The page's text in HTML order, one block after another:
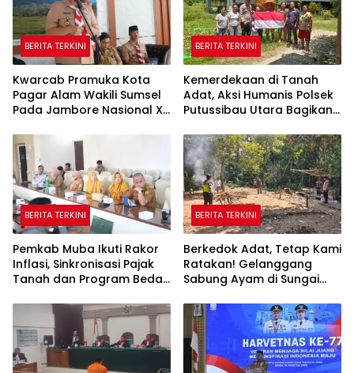
BERITA TERKINI
Kwarcab Pramuka Kota
Pagar Alam Wakili Sumsel
Pada Jambore Nasional XII
BERITA TERKINI
Kemerdekaan di Tanah
Adat, Aksi Humanis Polsek
Putussibau Utara Bagikan
Rumah Betang
BERITA TERKINI
Pemkab Muba Ikuti Rakor
Inflasi, Sinkronisasi Pajak
Tanah dan Program Bedah
BERITA TERKINI
Berkedok Adat, Tetap Kami
Ratakan! Gelanggang
Sabung Ayam di Sungai
Hilir